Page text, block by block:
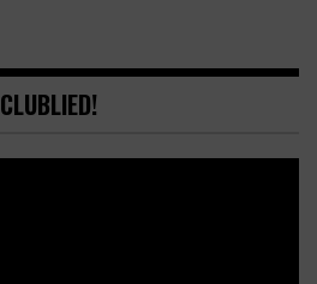
CLUBLIED!